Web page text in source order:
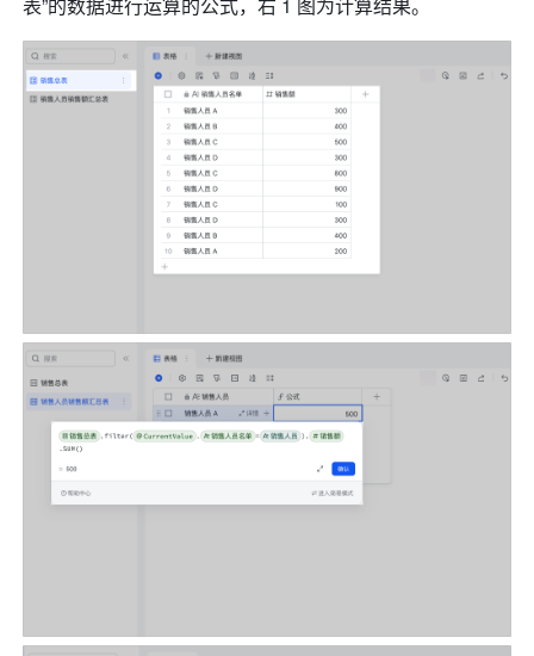
表”的数据进行运算的公式，右 1 图为计算结果。